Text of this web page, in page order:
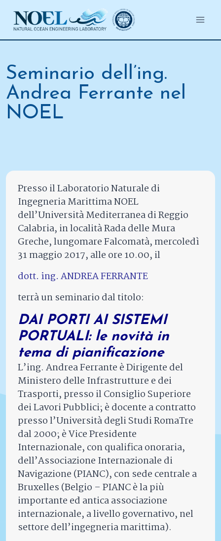
contenuto
Seminario dell’ing.
Andrea Ferrante nel
NOEL
Presso il Laboratorio Naturale di
Ingegneria Marittima NOEL
dell’Università Mediterranea di Reggio
Calabria, in località Rada delle Mura
Greche, lungomare Falcomatà, mercoledì
31 maggio 2017, alle ore 10.00, il
dott. ing. ANDREA FERRANTE
terrà un seminario dal titolo:
DAI PORTI AI SISTEMI
PORTUALI: le novità in
tema di pianificazione
L’ing. Andrea Ferrante è Dirigente del
Ministero delle Infrastrutture e dei
Trasporti, presso il Consiglio Superiore
dei Lavori Pubblici; è docente a contratto
presso l’Università degli Studi RomaTre
dal 2000; è Vice Presidente
Internazionale, con qualifica onoraria,
dell’Associazione Internazionale di
Navigazione (PIANC), con sede centrale a
Bruxelles (Belgio – PIANC è la più
importante ed antica associazione
internazionale, a livello governativo, nel
settore dell’ingegneria marittima).